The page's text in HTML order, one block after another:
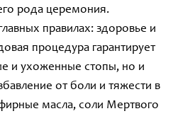
рода церемония.
правилах: здоровье и
процедура гарантирует
и ухоженные стопы, но и
от боли и тяжести в
масла, соли Мертвого